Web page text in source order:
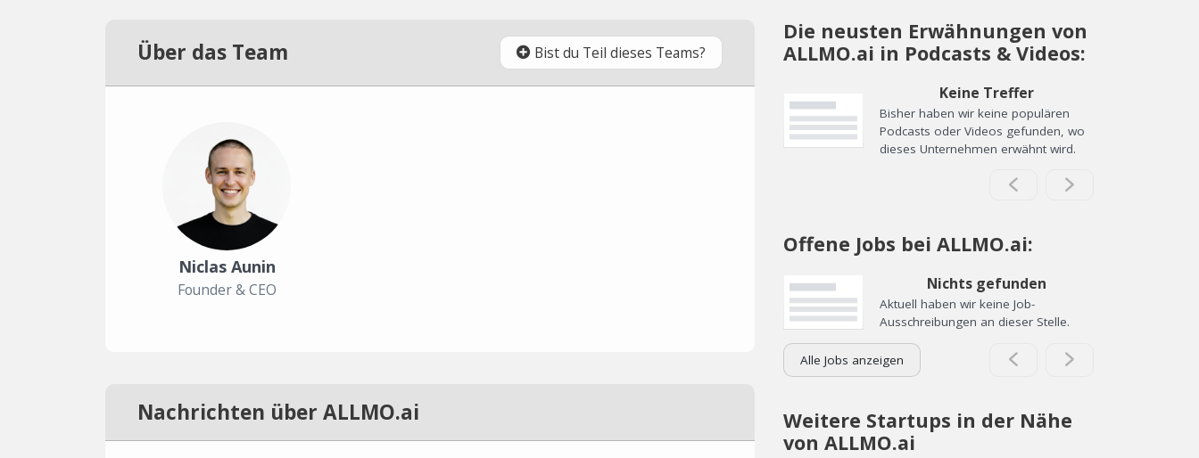
Über das Team Bist du Teil dieses Teams?
Niclas Aunin
Founder & CEO
Nachrichten über ALLMO.ai
Die neusten Erwähnungen von
ALLMO.ai in Podcasts & Videos:
Keine Treffer
Bisher haben wir keine populären
Podcasts oder Videos gefunden, wo
dieses Unternehmen erwähnt wird.
Offene Jobs bei ALLMO.ai:
Nichts gefunden
Aktuell haben wir keine Job-
Ausschreibungen an dieser Stelle.
Alle Jobs anzeigen
Weitere Startups in der Nähe
von ALLMO.ai